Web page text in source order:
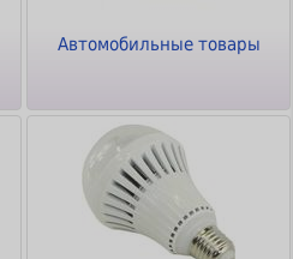
Автомобильные товары